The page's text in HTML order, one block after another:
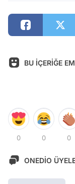
BU İÇERİĞE
0 0 0
ONEDİO